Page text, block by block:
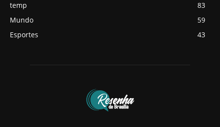
temp
83
Mundo
59
Esportes
43